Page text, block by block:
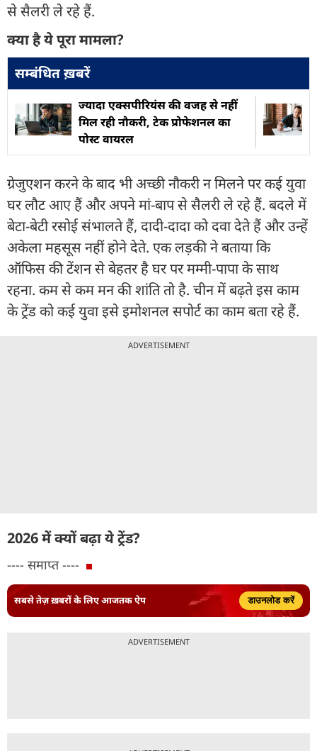
से सैलरी ले रहे हैं.
क्या है ये पूरा मामला?
सम्बंधित ख़बरें
ज्यादा एक्सपीरियंस की वजह से नहीं
मिल रही नौकरी, टेक प्रोफेशनल का
पोस्ट वायरल
ग्रेजुएशन करने के बाद भी अच्छी नौकरी न मिलने पर कई युवा
घर लौट आए हैं और अपने मां-बाप से सैलरी ले रहे हैं. बदले में
बेटा-बेटी रसोई संभालते हैं, दादी-दादा को दवा देते हैं और उन्हें
अकेला महसूस नहीं होने देते. एक लड़की ने बताया कि
ऑफिस की टेंशन से बेहतर है घर पर मम्मी-पापा के साथ
रहना. कम से कम मन की शांति तो है. चीन में बढ़ते इस काम
के ट्रेंड को कई युवा इसे इमोशनल सपोर्ट का काम बता रहे हैं.
ADVERTISEMENT
2026 में क्यों बढ़ा ये ट्रेंड?
---- समाप्त ----
सबसे तेज़ ख़बरों के लिए आजतक ऐप डाउनलोड करें
ADVERTISEMENT